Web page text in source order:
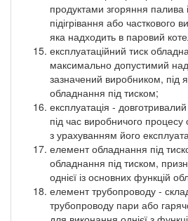
продуктами згоряння палива
підігрівання або часткового
яка надходить в паровий
експлуатаційний тиск
максимально допустимий
зазначений виробником,
обладнання під тиском;
експлуатація -
під час виробничого
з урахуванням його
елемент обладнання під
обладнання під тиском,
однієї із основних функцій
елемент трубопроводу -
трубопроводу пари або